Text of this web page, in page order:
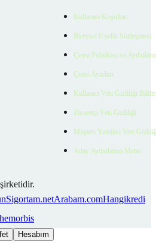
Kullanım Koşulları
Bireysel Üyelik Sözleşmesi
Çerez Politikası ve
Çerez Ayarları
Kullanıcı Veri Gizliliği
Ziyaretçi Veri Gizliliği
Müşteri Yetkilisi Veri
Aday Aydınlatma Metni
Sigortam.netArabam.comHangikredi
Hesabım